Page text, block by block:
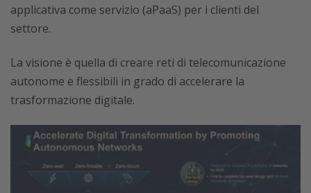
applicativa come servizio (aPaaS) per i clienti del
settore.
La visione è quella di creare reti di telecomunicazione
autonome e flessibili in grado di accelerare la
trasformazione digitale.